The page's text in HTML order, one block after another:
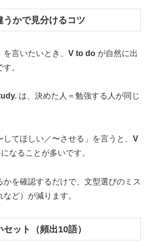
うかで見分けるコツ
を言いたいとき、 V to do が自然に出
。
は、決めた人＝勉強する人が同じ
てほしい／〜させる」を言うと、 V
なることが多いです。
かを確認するだけで、文型選びのミス
など）が減ります。
ット（頻出10語）